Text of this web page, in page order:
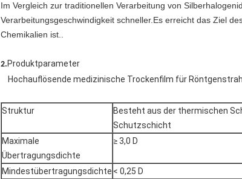
Im Vergleich zur traditionellen Verarbeitung von
Verarbeitungsgeschwindigkeit schneller.Es erreicht das Ziel
Chemikalien ist..
2. Produktparameter
Hochauflösende medizinische Trockenfilm für
Struktur
Besteht aus der thermischen
Schutzschicht
Maximale
Übertragungsdichte
≥ 3,0 D
Mindestübertragungsdichte < 0,25 D